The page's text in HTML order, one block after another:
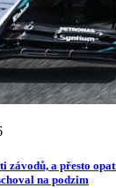
závodů, a přesto
na podzim